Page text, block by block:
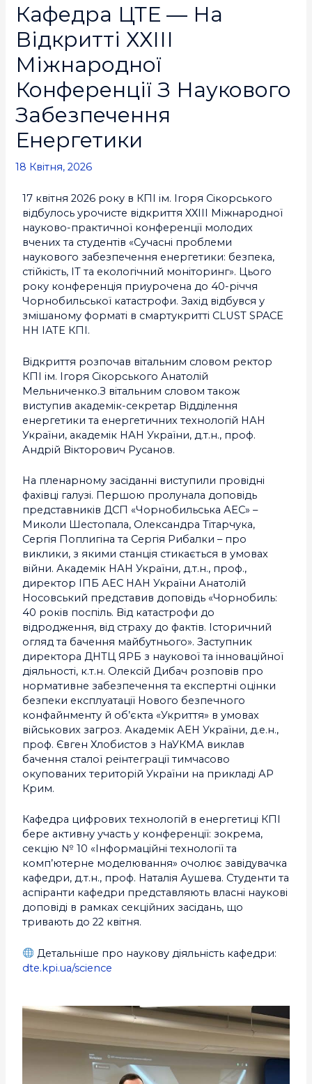
Кафедра ЦТЕ — На
Відкритті ХХІІІ
Міжнародної
Конференції З Наукового
Забезпечення
Енергетики
18 Квітня, 2026
17 квітня 2026 року в КПІ ім. Ігоря Сікорського
відбулось урочисте відкриття ХХІІІ Міжнародної
науково-практичної конференції молодих
вчених та студентів «Сучасні проблеми
наукового забезпечення енергетики: безпека,
стійкість, ІТ та екологічний моніторинг». Цього
року конференція приурочена до 40-річчя
Чорнобильської катастрофи. Захід відбувся у
змішаному форматі в смартукритті CLUST SPACE
НН ІАТЕ КПІ.
Відкриття розпочав вітальним словом ректор
КПІ ім. Ігоря Сікорського Анатолій
Мельниченко.З вітальним словом також
виступив академік-секретар Відділення
енергетики та енергетичних технологій НАН
України, академік НАН України, д.т.н., проф.
Андрій Вікторович Русанов.
На пленарному засіданні виступили провідні
фахівці галузі. Першою пролунала доповідь
представників ДСП «Чорнобильська АЕС» –
Миколи Шестопала, Олександра Тітарчука,
Сергія Поплигіна та Сергія Рибалки – про
виклики, з якими станція стикається в умовах
війни. Академік НАН України, д.т.н., проф.,
директор ІПБ АЕС НАН України Анатолій
Носовський представив доповідь «Чорнобиль:
40 років поспіль. Від катастрофи до
відродження, від страху до фактів. Історичний
огляд та бачення майбутнього». Заступник
директора ДНТЦ ЯРБ з наукової та інноваційної
діяльності, к.т.н. Олексій Дибач розповів про
нормативне забезпечення та експертні оцінки
безпеки експлуатації Нового безпечного
конфайнменту й об’єкта «Укриття» в умовах
військових загроз. Академік АЕН України, д.е.н.,
проф. Євген Хлобистов з НаУКМА виклав
бачення сталої реінтеграції тимчасово
окупованих територій України на прикладі АР
Крим.
Кафедра цифрових технологій в енергетиці КПІ
бере активну участь у конференції: зокрема,
секцію № 10 «Інформаційні технології та
комп’ютерне моделювання» очолює завідувачка
кафедри, д.т.н., проф. Наталія Аушева. Студенти та
аспіранти кафедри представляють власні наукові
доповіді в рамках секційних засідань, що
тривають до 22 квітня.
Детальніше про наукову діяльність кафедри:
dte.kpi.ua/science